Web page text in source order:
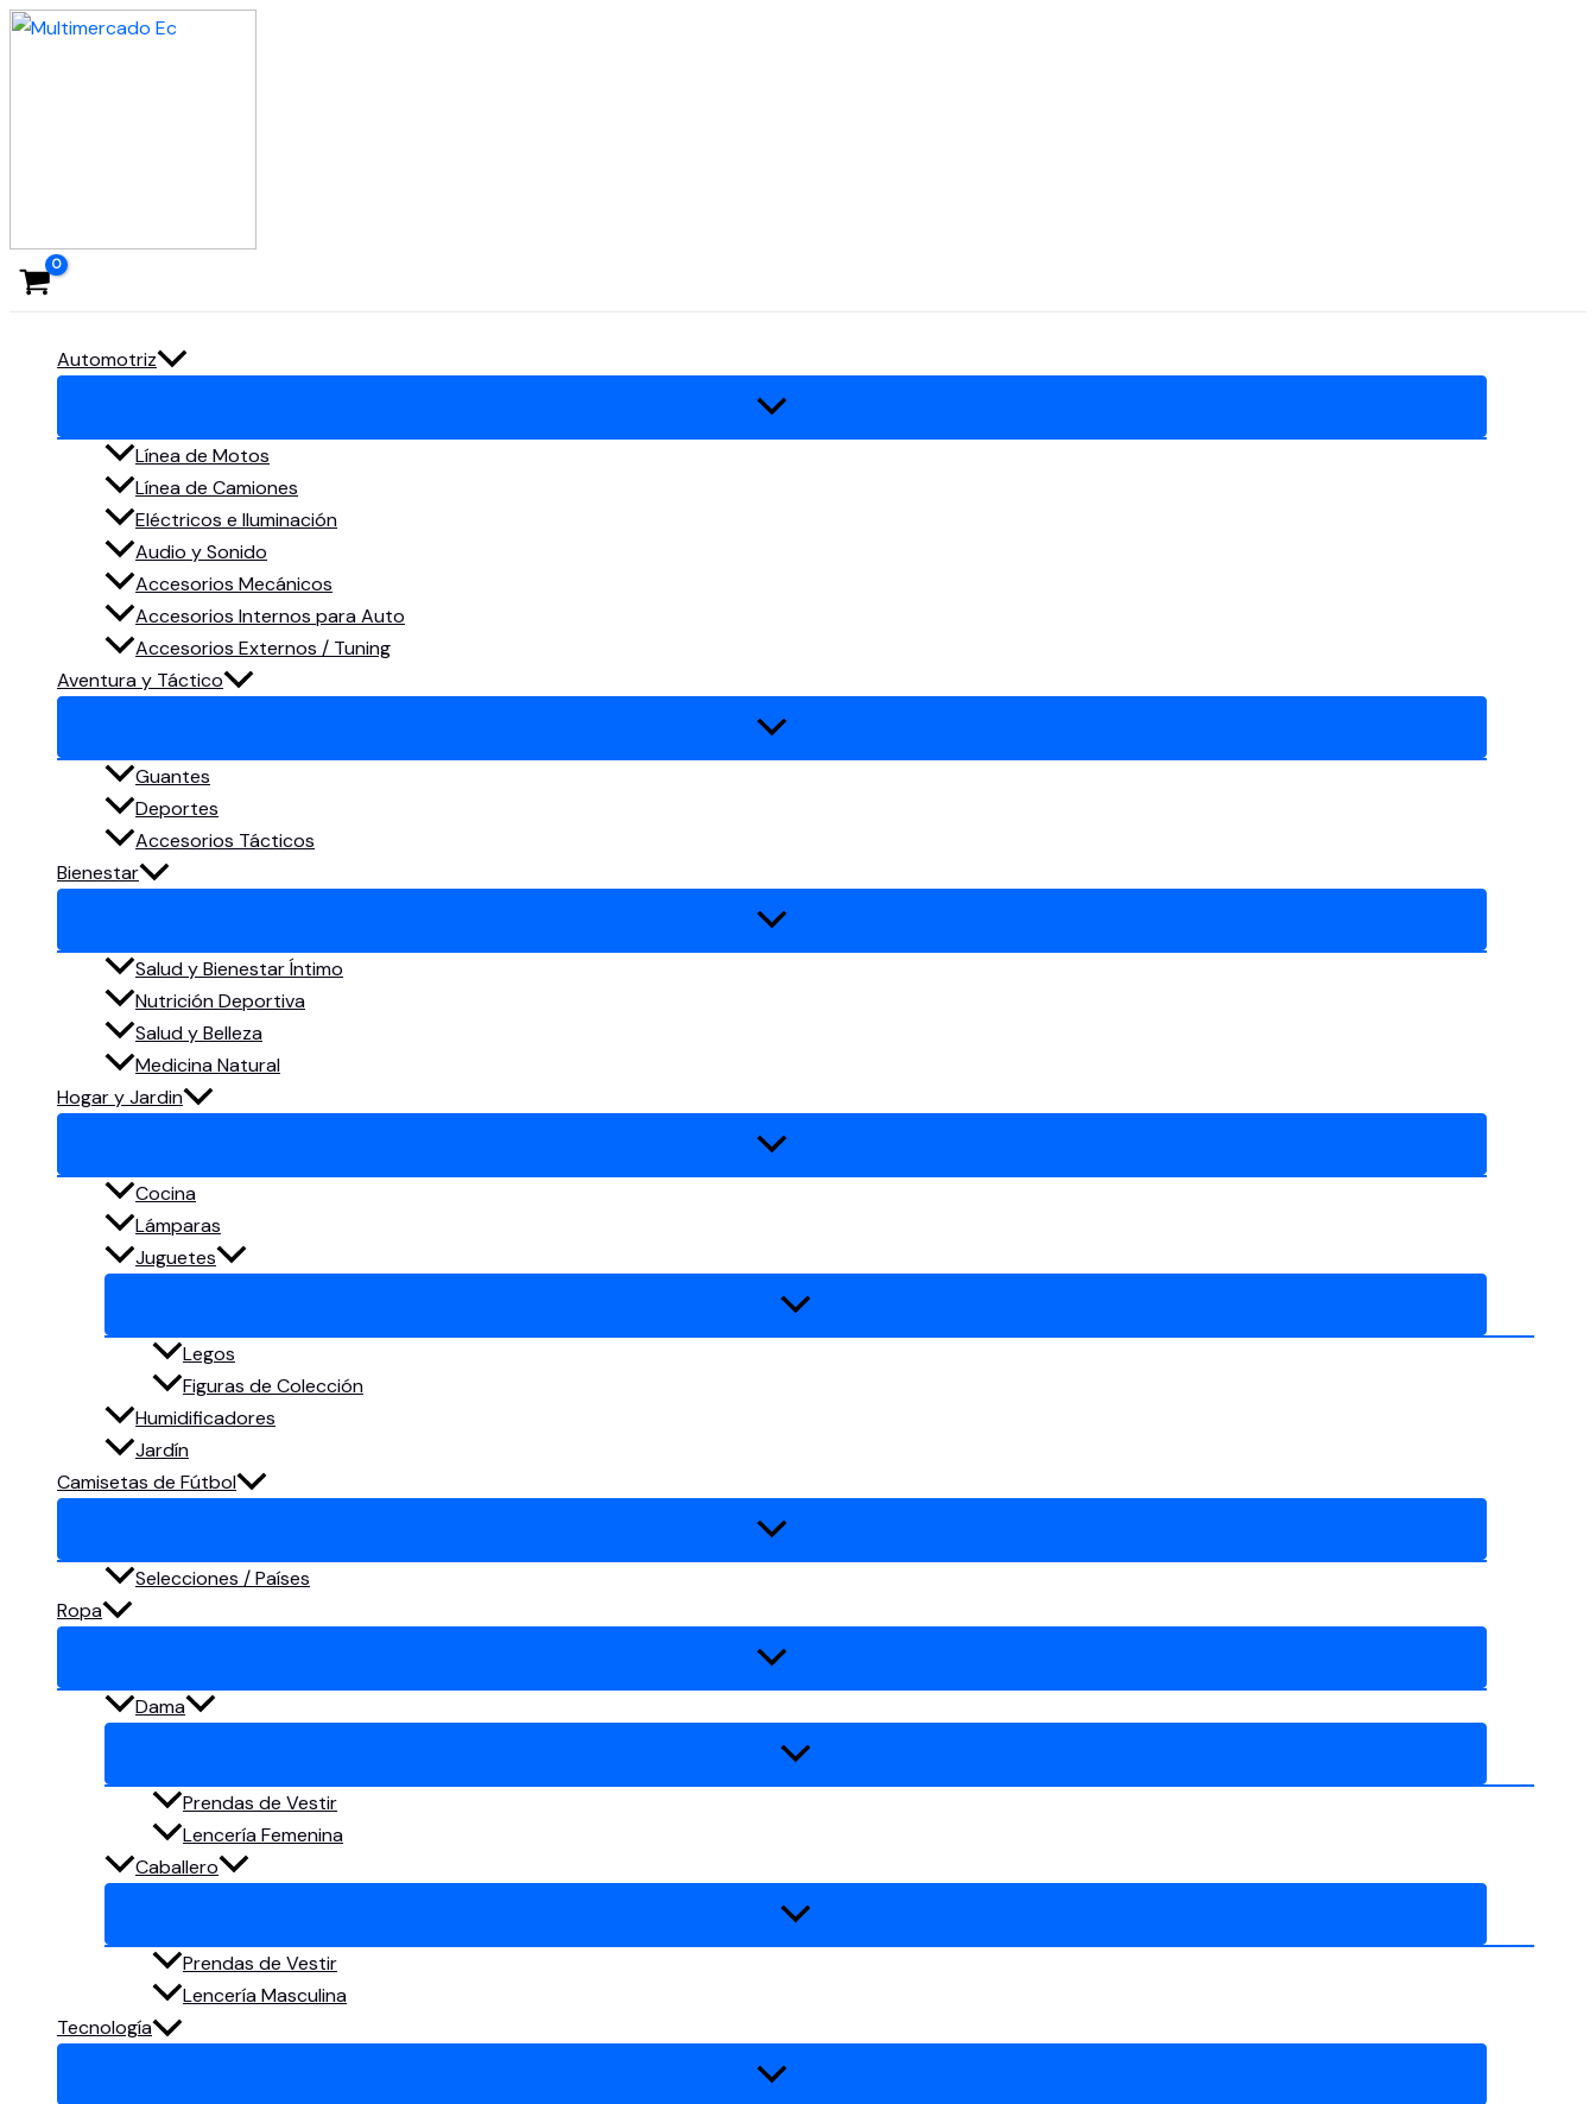
Ir
Automotriz
Línea de Motos
Línea de Camiones
Eléctricos e Iluminación
Audio y Sonido
Accesorios Mecánicos
Accesorios Internos para Auto
Accesorios Externos / Tuning
Aventura y Táctico
Guantes
Deportes
Accesorios Tácticos
Bienestar
Salud y Bienestar Íntimo
Nutrición Deportiva
Salud y Belleza
Medicina Natural
Hogar y Jardin
Cocina
Lámparas
Juguetes
Legos
Figuras de Colección
Humidificadores
Jardín
Camisetas de Fútbol
Selecciones / Países
Ropa
Dama
Prendas de Vestir
Lencería Femenina
Caballero
Prendas de Vestir
Lencería Masculina
Tecnología